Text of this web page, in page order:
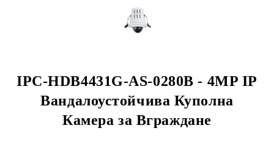
IPC-HDB4431G-AS-0280B - 4MP IP
Вандалоустойчива Куполна
Камера за Вграждане